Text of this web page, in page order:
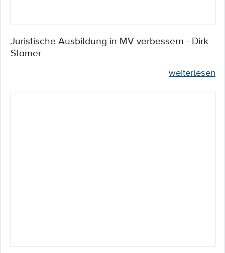
Juristische Ausbildung in MV verbessern - Dirk
Stamer
weiterlesen